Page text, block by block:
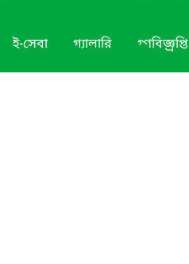
ই-সেবা গ্যালারি গ্ণবিজ্ঞ্রপ্তি